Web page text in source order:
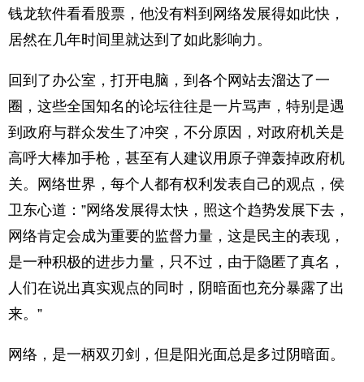
钱龙软件看看股票，他没有料到网络发展得如此快，
居然在几年时间里就达到了如此影响力。
回到了办公室，打开电脑，到各个网站去溜达了一
圈，这些全国知名的论坛往往是一片骂声，特别是遇
到政府与群众发生了冲突，不分原因，对政府机关是
高呼大棒加手枪，甚至有人建议用原子弹轰掉政府机
关。网络世界，每个人都有权利发表自己的观点，侯
卫东心道：”网络发展得太快，照这个趋势发展下去，
网络肯定会成为重要的监督力量，这是民主的表现，
是一种积极的进步力量，只不过，由于隐匿了真名，
人们在说出真实观点的同时，阴暗面也充分暴露了出
来。”
网络，是一柄双刃剑，但是阳光面总是多过阴暗面。